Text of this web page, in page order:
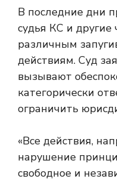
В последние дни
судья КС и другие
различным
действиям. Суд
вызывают
категорически
ограничить
«Все действия,
нарушение
свободное и